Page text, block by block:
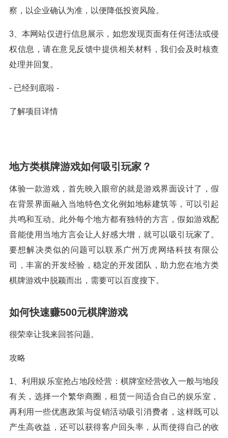
察，以企业确认为准，以便降低投资风险。
3、本网站仅进行信息展示，如您发现页面有任何违法或侵
权信息，请在意见反馈中提供相关材料，我们会及时核查
处理并回复。
- 已经到底啦 -
了解项目详情
地方类棋牌游戏如何吸引玩家？
体验一款游戏，首先映入眼帘的就是游戏界面设计了，假
在背景界面融入当地特色文化例如地标建筑等，可以引起
共鸣和互动。此外每个地方都有独特的方言，假如游戏配
音能使用当地方言会让人好感大增，就可以吸引玩家了。
要想解决类似的问题可以联系广州万虎网络科技有限公
司，丰富的开发经验，稳定的开发团队，助力您在地方类
棋牌游戏中脱颖而出，需要可以百度搜下。
如何快速赚500元棋牌游戏
很荣幸让我来回答问题。
攻略
1、利用娱乐室抢占地段经营：棋牌室经营收入一般与地段
有关，选择一个繁华商圈，租赁一间适合自己的娱乐室，
再利用一些优惠政策与促销活动吸引消费者，这样既可以
产生高收益，还可以获得客户回头率，从而使得自己的收